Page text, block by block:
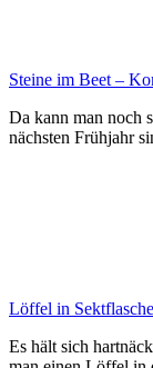
Steine im Beet –
Da kann man noch
nächsten Frühjahr
Löffel in
Es hält sich